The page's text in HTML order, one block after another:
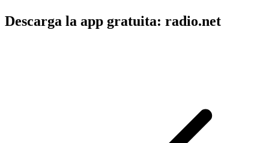
Descarga la app gratuita: radio.net